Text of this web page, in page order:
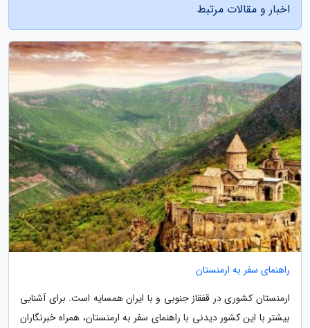
اخبار و مقالات مرتبط
راهنمای سفر به ارمنستان
ارمنستان کشوری در قفقاز جنوبی و با ایران همسایه است. برای آشنایی
بیشتر با این کشور دیدنی با راهنمای سفر به ارمنستان، همراه خبرنگاران